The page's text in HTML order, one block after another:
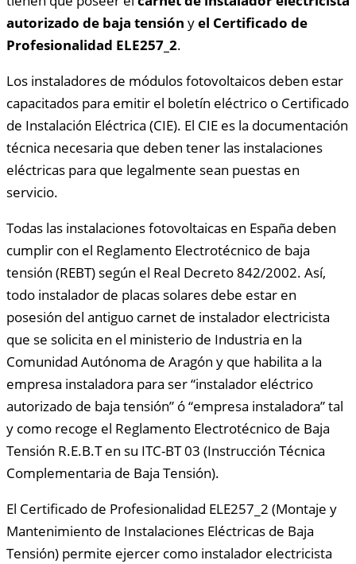
autorizado de baja tensión yel Certificado de
Profesionalidad ELE257_2.
Los instaladores de módulos fotovoltaicos deben estar
capacitados para emitir el boletín eléctrico o Certificado
de Instalación Eléctrica (CIE). El CIE es la documentación
técnica necesaria que deben tener las instalaciones
eléctricas para que legalmente sean puestas en
servicio.
Todas las instalaciones fotovoltaicas en España deben
cumplir con el Reglamento Electrotécnico de baja
tensión (REBT) según el Real Decreto 842/2002. Así,
todo instalador de placas solares debe estar en
posesión del antiguo carnet de instalador electricista
que se solicita en el ministerio de Industria en la
Comunidad Autónoma de Aragón y que habilita a la
empresa instaladora para ser “instalador eléctrico
autorizado de baja tensión” ó “empresa instaladora” tal
y como recoge el Reglamento Electrotécnico de Baja
Tensión R.E.B.T en su ITC-BT 03 (Instrucción Técnica
Complementaria de Baja Tensión).
El Certificado de Profesionalidad ELE257_2 (Montaje y
Mantenimiento de Instalaciones Eléctricas de Baja
Tensión) permite ejercer como instalador electricista